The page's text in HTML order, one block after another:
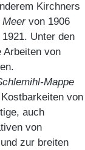
Kirchners
Meervon 1906
Unter den
Arbeiten von
Mappe
von
auch
von
zur breiten